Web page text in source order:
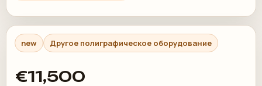
new Другое полиграфическое оборудование
€11,500